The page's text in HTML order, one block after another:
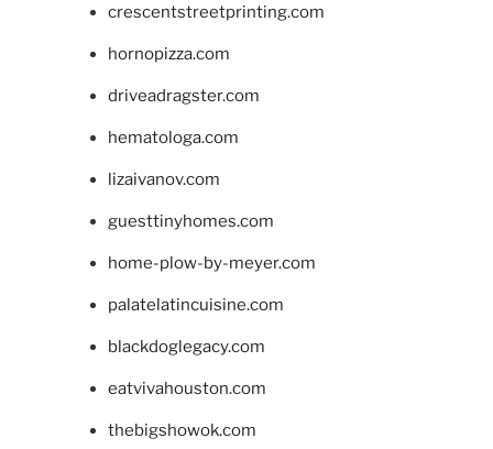
crescentstreetprinting.com
hornopizza.com
driveadragster.com
hematologa.com
lizaivanov.com
guesttinyhomes.com
home-plow-by-meyer.com
palatelatincuisine.com
blackdoglegacy.com
eatvivahouston.com
thebigshowok.com